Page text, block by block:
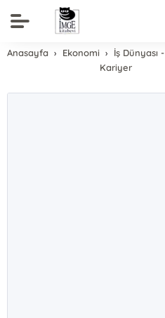
Anasayfa Ekonomi
İş Dünyası -
Kariyer